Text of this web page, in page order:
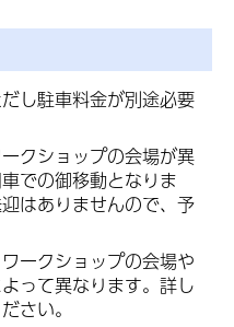
し駐車料金が別途必要
クショップの会場が異
での御移動となりま
はありませんので、予
ークショップの会場や
って異なります。詳し
さい。